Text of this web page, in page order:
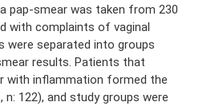
pap-smear was taken from 230
with complaints of vaginal
were separated into groups
results. Patients that
with inflammation formed the
122), and study groups were